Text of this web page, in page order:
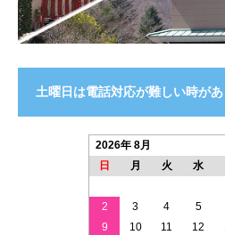
土曜日は電話対応が難しい時が
2026年 8月
日
月 火 水
2
3 4 5
9
10 11 12